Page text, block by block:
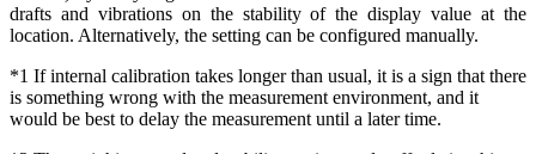
drafts and vibrations on the stability of the display value at the
location. Alternatively, the setting can be configured manually.
*1 If internal calibration takes longer than usual, it is a sign that there
is something wrong with the measurement environment, and it
would be best to delay the measurement until a later time.